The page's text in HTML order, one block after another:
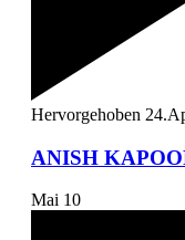
Hervorgehoben
ANISH
Mai 10